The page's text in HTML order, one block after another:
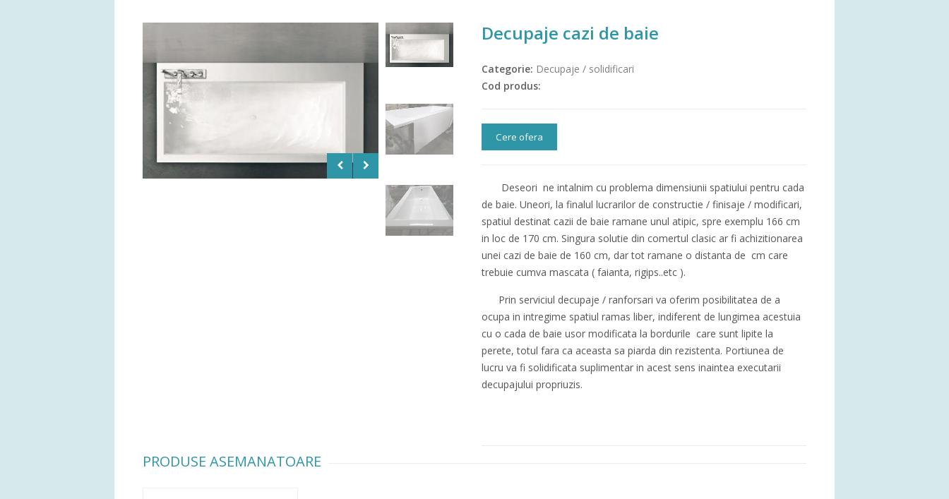
Decupaje cazi de baie
Categorie: Decupaje / solidificari
Cod produs:
Cere ofera
Deseori ne intalnim cu problema dimensiunii spatiului pentru cada
de baie. Uneori, la finalul lucrarilor de constructie / finisaje / modificari,
spatiul destinat cazii de baie ramane unul atipic, spre exemplu 166 cm
in loc de 170 cm. Singura solutie din comertul clasic ar fi achizitionarea
unei cazi de baie de 160 cm, dar tot ramane o distanta de cm care
trebuie cumva mascata ( faianta, rigips..etc ).
Prin serviciul decupaje / ranforsari va oferim posibilitatea de a
ocupa in intregime spatiul ramas liber, indiferent de lungimea acestuia
cu o cada de baie usor modificata la bordurile care sunt lipite la
perete, totul fara ca aceasta sa piarda din rezistenta. Portiunea de
lucru va fi solidificata suplimentar in acest sens inaintea executarii
decupajului propriuzis.
PRODUSE ASEMANATOARE